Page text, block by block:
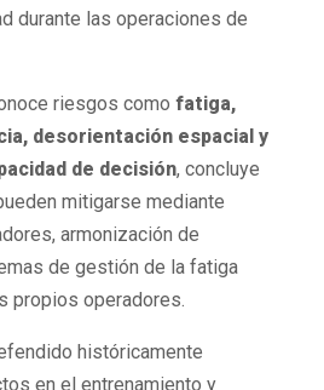
durante las operaciones de
riesgos como fatiga,
desorientación espacial y
de decisión, concluye
mitigarse mediante
armonización de
de gestión de la fatiga
propios operadores.
históricamente
en el entrenamiento y